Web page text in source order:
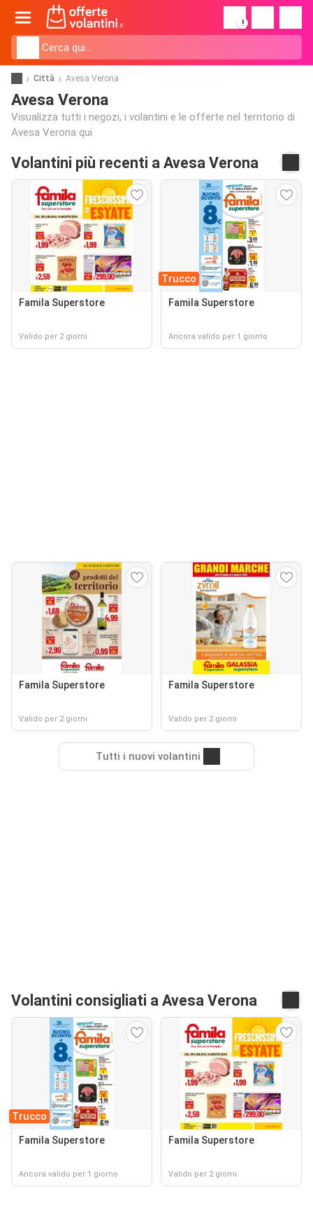
!
Città Avesa Verona
Avesa Verona
Visualizza tutti i negozi, i volantini e le offerte nel territorio di
Avesa Verona qui
Volantini più recenti a Avesa Verona
Famila Superstore
Valido per 2 giorni
Trucco
Famila Superstore
Ancora valido per 1 giorno
Famila Superstore
Valido per 2 giorni
Famila Superstore
Valido per 2 giorni
Tutti i nuovi volantini
Volantini consigliati a Avesa Verona
Trucco
Famila Superstore
Ancora valido per 1 giorno
Famila Superstore
Valido per 2 giorni